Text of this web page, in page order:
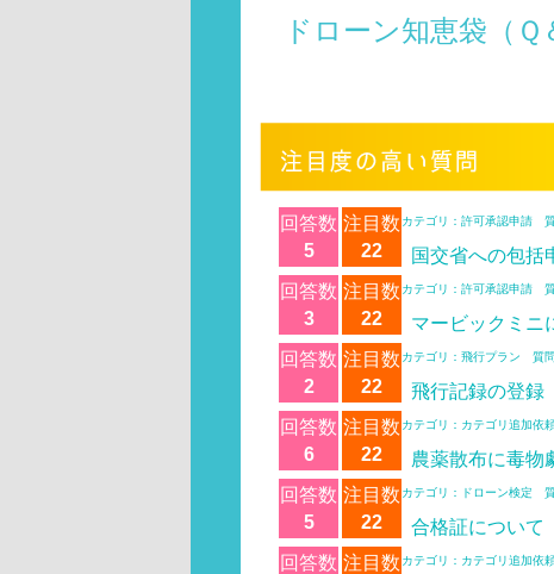
ドローン知恵袋（Ｑ
回答数
5
注目数
22
カテゴリ：許可承認申請 質
国交省への包括
回答数
3
注目数
22
カテゴリ：許可承認申請 質
マービックミニ
回答数
2
注目数
22
カテゴリ：飛行プラン 質問
飛行記録の登録
回答数
6
注目数
22
カテゴリ：カテゴリ追加依
農薬散布に毒物
回答数
5
注目数
22
カテゴリ：ドローン検定 質
合格証について
回答数 注目数 カテゴリ：カテゴリ追加依